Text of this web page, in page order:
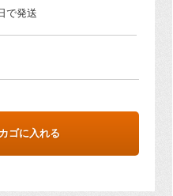
で発送
ゴに入れる